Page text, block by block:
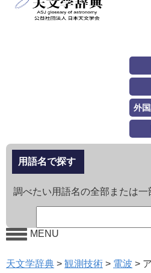
外
用語名で探す
調べたい用語名の全部または
MENU
天文学辞典 > 観測技術 > 電波 >